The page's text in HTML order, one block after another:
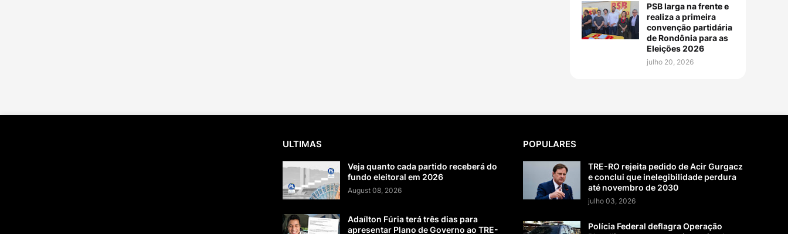
PSB larga na frente e
realiza a primeira
convenção partidária
de Rondônia para as
Eleições 2026
julho 20, 2026
ULTIMAS
Veja quanto cada partido receberá do
fundo eleitoral em 2026
August 08, 2026
Adaílton Fúria terá três dias para
apresentar Plano de Governo ao TRE-
POPULARES
TRE-RO rejeita pedido de Acir Gurgacz
e conclui que inelegibilidade perdura
até novembro de 2030
julho 03, 2026
Polícia Federal deflagra Operação